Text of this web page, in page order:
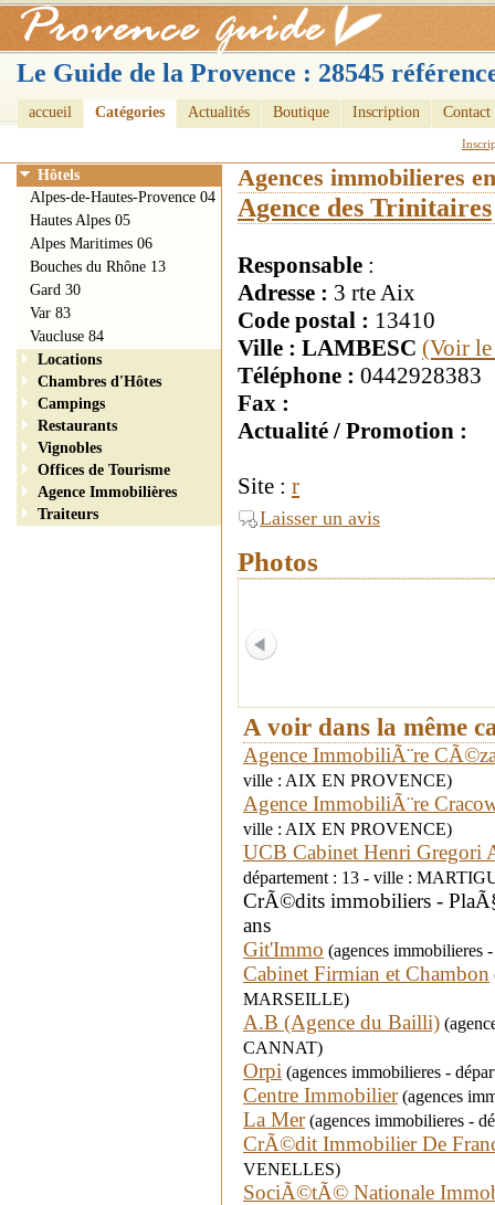
Le Guide de la Provence : 28545
accueil Catégories Actualités Boutique Inscription Contact
Agences immobilieres
Agence des Trinitaires
Responsable :
Adresse : 3 rte Aix
Code postal : 13410
Ville : LAMBESC (Voir
Téléphone : 0442928383
Fax :
Actualité / Promotion :
Site : r
Laisser un avis
Photos
A voir dans la même
Agence ImmobiliÃ¨re
ville : AIX EN PROVENCE)
Agence ImmobiliÃ¨re
ville : AIX EN PROVENCE)
UCB Cabinet Henri
département : 13 - ville :
CrÃ©dits immobiliers -
ans
Git'Immo (agences
Cabinet Firmian et Chambon
MARSEILLE)
A.B (Agence du Bailli)
CANNAT)
Orpi (agences immobilieres -
Centre Immobilier(agences
La Mer(agences immobilieres -
CrÃ©dit Immobilier De
VENELLES)
SociÃ©tÃ© Nationale
Hôtels
Alpes-de-Hautes-Provence 04
Hautes Alpes 05
Alpes Maritimes 06
Bouches du Rhône 13
Gard 30
Var 83
Vaucluse 84
Locations
Chambres d'Hôtes
Campings
Restaurants
Vignobles
Offices de Tourisme
Agence Immobilières
Traiteurs